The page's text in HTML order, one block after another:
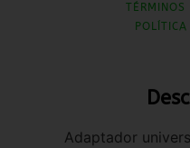
TÉRMINOS
Adaptador